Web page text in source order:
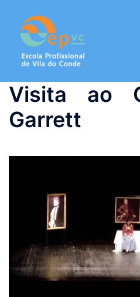
conteúdo
Visita ao
Garrett